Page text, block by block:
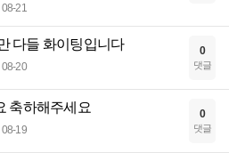
08-21
다들 화이팅입니다
08-20
0
댓글
축하해주세요
08-19
0
댓글